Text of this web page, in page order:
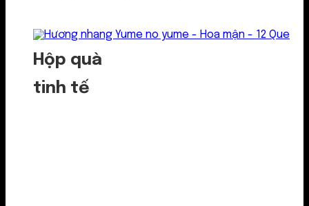
Hộp quà
tinh tế